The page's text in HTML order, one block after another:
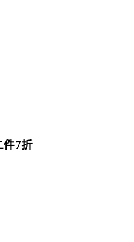
件7折